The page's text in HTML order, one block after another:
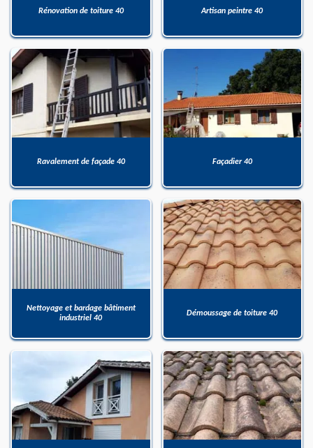
Rénovation de toiture 40 Artisan peintre 40
Ravalement de façade 40 Façadier 40
Nettoyage et bardage bâtiment
industriel 40
Démoussage de toiture 40